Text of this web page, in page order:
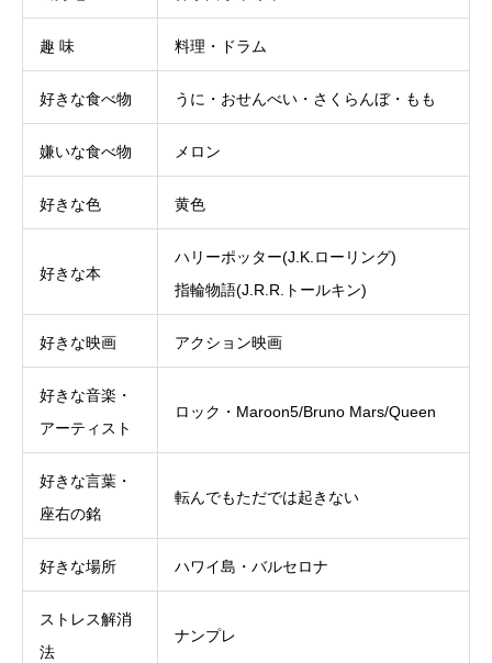
趣 味 料理・ドラム
好きな食べ物 うに・おせんべい・さくらんぼ・もも
嫌いな食べ物 メロン
好きな色 黄色
好きな本
ハリーポッター(J.K.ローリング)
指輪物語(J.R.R.トールキン)
好きな映画 アクション映画
好きな音楽・
アーティスト
ロック・Maroon5/Bruno Mars/Queen
好きな言葉・
座右の銘
転んでもただでは起きない
好きな場所 ハワイ島・バルセロナ
ストレス解消
法
ナンプレ